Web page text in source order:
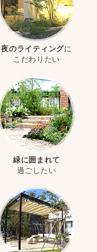
夜のライティングに
こだわりたい
緑に囲まれて
過ごしたい